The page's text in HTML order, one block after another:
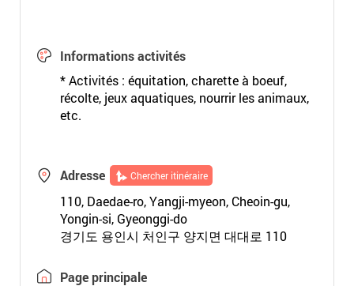
Informations activités
* Activités : équitation, charette à boeuf,
récolte, jeux aquatiques, nourrir les animaux,
etc.
Adresse Chercher itinéraire
110, Daedae-ro, Yangji-myeon, Cheoin-gu,
Yongin-si, Gyeonggi-do
경기도 용인시 처인구 양지면 대대로 110
Page principale